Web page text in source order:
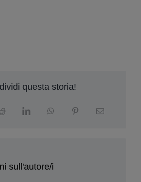
questa storia!
sull'autore/i